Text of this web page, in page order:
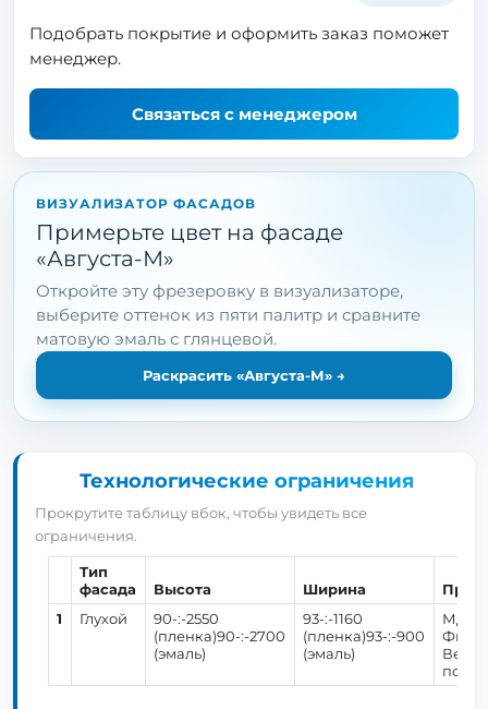
Подобрать покрытие и оформить заказ поможет
менеджер.
Связаться с менеджером
ВИЗУАЛИЗАТОР ФАСАДОВ
Примерьте цвет на фасаде
«Августа-М»
Откройте эту фрезеровку в визуализаторе,
выберите оттенок из пяти палитр и сравните
матовую эмаль с глянцевой.
Раскрасить «Августа-М» →
Технологические ограничения
Прокрутите таблицу вбок, чтобы увидеть все
ограничения.
Тип
фасада
Высота Ширина
1
Глухой
90-:-2550
(пленка)90-:-2700
(эмаль)
93-:-1160
(пленка)93-:-900
(эмаль)
МДФ
поля: